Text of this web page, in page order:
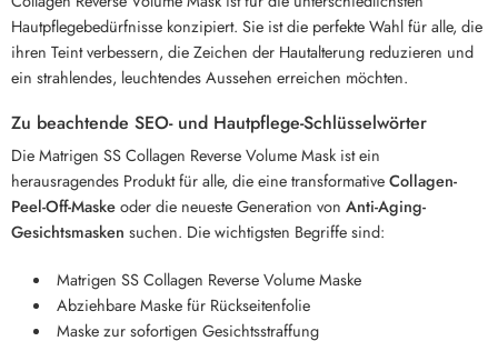
Hautpflegebedürfnisse konzipiert. Sie ist die perfekte Wahl für alle, die
ihren Teint verbessern, die Zeichen der Hautalterung reduzieren und
ein strahlendes, leuchtendes Aussehen erreichen möchten.
Zu beachtende SEO- und Hautpflege-Schlüsselwörter
Die Matrigen SS Collagen Reverse Volume Mask ist ein
herausragendes Produkt für alle, die eine transformativeCollagen-
Peel-Off-Maskeoder die neueste Generation von Anti-Aging-
Gesichtsmasken suchen. Die wichtigsten Begriffe sind:
Matrigen SS Collagen Reverse Volume Maske
Abziehbare Maske für Rückseitenfolie
Maske zur sofortigen Gesichtsstraffung